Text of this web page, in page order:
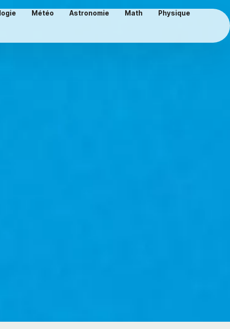
Météo Astronomie Math Physique